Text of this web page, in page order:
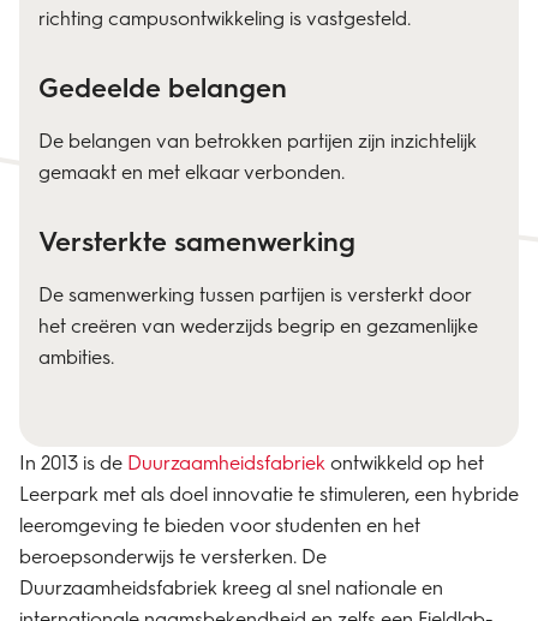
richting campusontwikkeling is vastgesteld.
Gedeelde belangen
De belangen van betrokken partijen zijn inzichtelijk
gemaakt en met elkaar verbonden.
Versterkte samenwerking
De samenwerking tussen partijen is versterkt door
het creëren van wederzijds begrip en gezamenlijke
ambities.
In 2013 is de Duurzaamheidsfabriek ontwikkeld op het
Leerpark met als doel innovatie te stimuleren, een hybride
leeromgeving te bieden voor studenten en het
beroepsonderwijs te versterken. De
Duurzaamheidsfabriek kreeg al snel nationale en